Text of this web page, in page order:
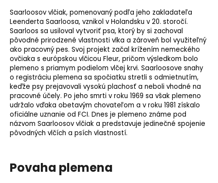
Saarloosov vlčiak, pomenovaný podľa jeho zakladateľa
Leenderta Saarloosa, vznikol v Holandsku v 20. storočí.
Saarloos sa usiloval vytvoriť psa, ktorý by si zachoval
pôvodné prirodzené vlastnosti vlka a zároveň bol využiteľný
ako pracovný pes. Svoj projekt začal krížením nemeckého
ovčiaka s európskou vlčicou Fleur, pričom výsledkom bolo
plemeno s priamym podielom vlčej krvi. Saarloosove snahy
o registráciu plemena sa spočiatku stretli s odmietnutím,
keďže psy prejavovali vysokú plachosť a neboli vhodné na
pracovné účely. Po jeho smrti v roku 1969 sa však plemeno
udržalo vďaka obetavým chovateľom a v roku 1981 získalo
oficiálne uznanie od FCI. Dnes je plemeno známe pod
názvom Saarloosov vlčiak a predstavuje jedinečné spojenie
pôvodných vlčích a psích vlastností.
Povaha plemena
m
e